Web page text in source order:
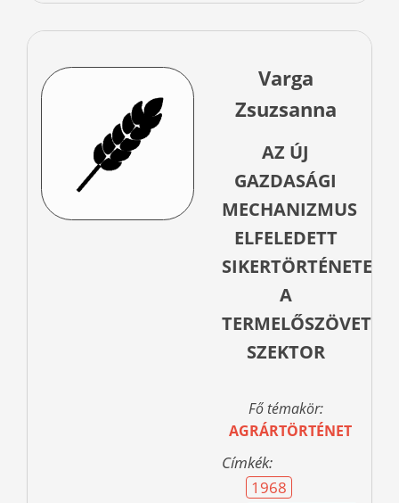
Varga
Zsuzsanna
AZ ÚJ
GAZDASÁGI
MECHANIZMUS
ELFELEDETT
SIKERTÖRTÉNETE:
A
SZEKTOR
Fő témakör:
AGRÁRTÖRTÉNET
Címkék:
1968